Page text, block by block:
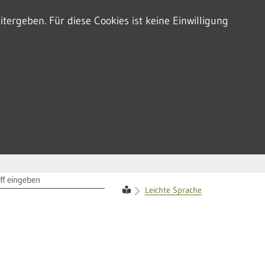
Für diese Cookies ist keine Einwilligung
Leichte Sprache